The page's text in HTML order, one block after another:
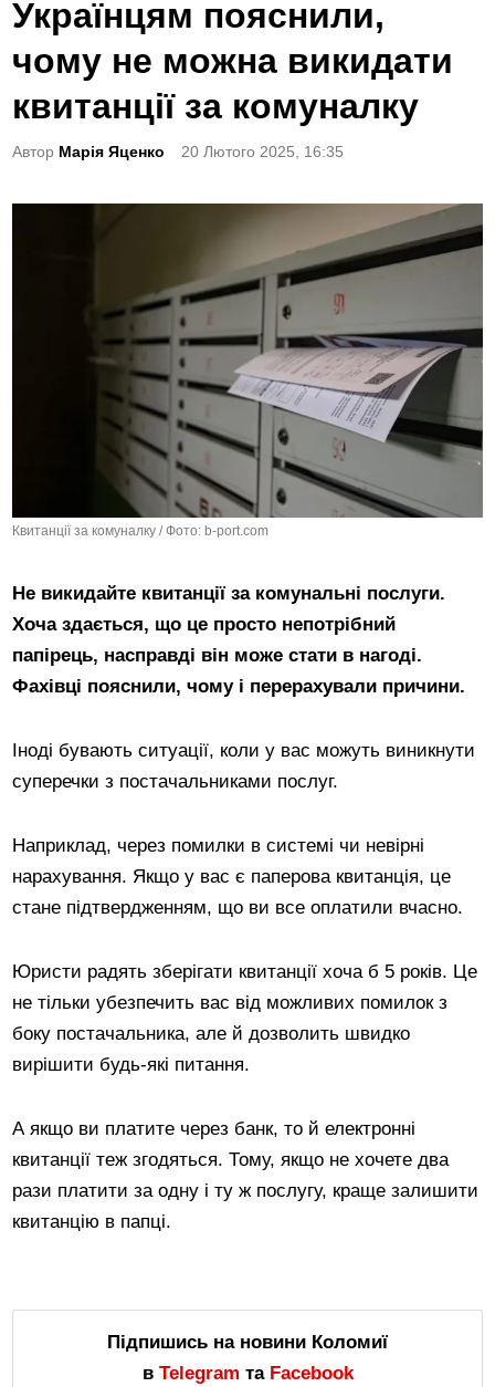
s
t
e
d
i
Українцям пояснили,
чому не можна викидати
квитанції за комуналку
Автор Марія Яценко 20 Лютого 2025, 16:35
Квитанції за комуналку / Фото: b-port.com
Не викидайте квитанції за комунальні послуги.
Хоча здається, що це просто непотрібний
папірець, насправді він може стати в нагоді.
Фахівці пояснили, чому і перерахували причини.
Іноді бувають ситуації, коли у вас можуть виникнути
суперечки з постачальниками послуг.
Наприклад, через помилки в системі чи невірні
нарахування. Якщо у вас є паперова квитанція, це
стане підтвердженням, що ви все оплатили вчасно.
Юристи радять зберігати квитанції хоча б 5 років. Це
не тільки убезпечить вас від можливих помилок з
боку постачальника, але й дозволить швидко
вирішити будь-які питання.
А якщо ви платите через банк, то й електронні
квитанції теж згодяться. Тому, якщо не хочете два
рази платити за одну і ту ж послугу, краще залишити
квитанцію в папці.
Підпишись на новини Коломиї
в Telegram та Facebook